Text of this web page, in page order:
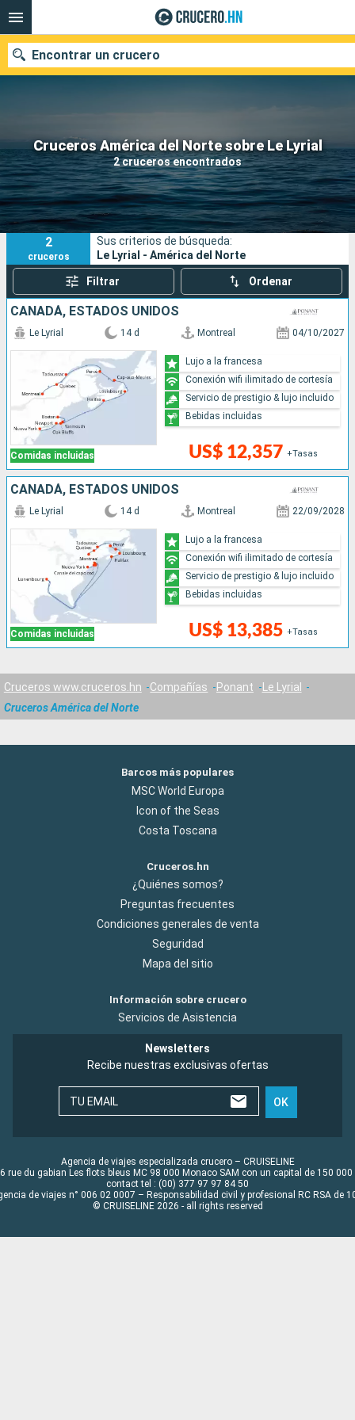
Cruceros América del Norte sobre Le Lyrial
2 cruceros encontrados
Encontrar un crucero
Nuestros destinos
Fecha de salida
Puertos Compañías
Buscar
2
cruceros
Sus criterios de búsqueda:
Le Lyrial - América del Norte
Filtrar Ordenar
CANADÁ, ESTADOS UNIDOS
Comidas incluidas
Le Lyrial 14 d Montreal 04/10/2027
US$ 12,357 +Tasas
Lujo a la francesa
Conexión wifi ilimitado de cortesía
Servicio de prestigio & lujo incluido
Bebidas incluidas
CANADÁ, ESTADOS UNIDOS
Comidas incluidas
Le Lyrial 14 d Montreal 22/09/2028
US$ 13,385 +Tasas
Lujo a la francesa
Conexión wifi ilimitado de cortesía
Servicio de prestigio & lujo incluido
Bebidas incluidas
Cruceros www.cruceros.hn Compañías Ponant
Le Lyrial
Cruceros América del Norte
Barcos más populares
MSC World Europa
Icon of the Seas
Costa Toscana
Cruceros.hn
¿Quiénes somos?
Preguntas frecuentes
Condiciones generales de venta
Seguridad
Mapa del sitio
Información sobre crucero
Servicios de Asistencia
Newsletters
Recibe nuestras exclusivas ofertas
TU EMAIL OK
Agencia de viajes especializada crucero – CRUISELINE
rue du gabian Les flots bleus MC 98 000 Monaco SAM con un capital de 150 000
contact tel : (00) 377 97 97 84 50
de viajes n° 006 02 0007 – Responsabilidad civil y profesional RC RSA de
© CRUISELINE 2026 - all rights reserved